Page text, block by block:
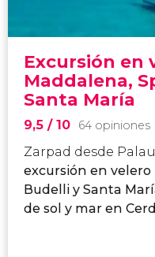
Excursión en
Maddalena,
Santa María
9,5 / 10 64 opiniones
Zarpad desde
excursión en
Budelli y Santa
de sol y mar en